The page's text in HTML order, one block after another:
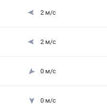
2м/с
2м/с
0м/с
0м/с